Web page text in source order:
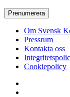
Prenumerera
Om Svensk
Pressrum
Kontakta oss
Cookiepolicy